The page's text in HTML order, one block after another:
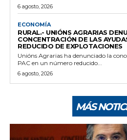
6 agosto, 2026
ECONOMÍA
RURAL.- UNIÓNS AGRARIAS
CONCENTRACIÓN DE LAS
REDUCIDO DE EXPLOTACIONES
Unións Agrarias ha denunciado la
PAC en un número reducido...
6 agosto, 2026
MÁS